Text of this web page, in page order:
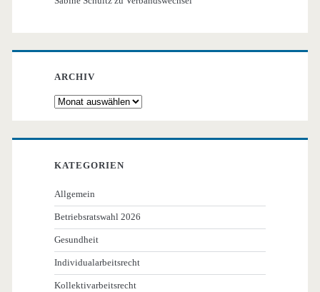
ARCHIV
Archiv
KATEGORIEN
Allgemein
Betriebsratswahl 2026
Gesundheit
Individualarbeitsrecht
Kollektivarbeitsrecht